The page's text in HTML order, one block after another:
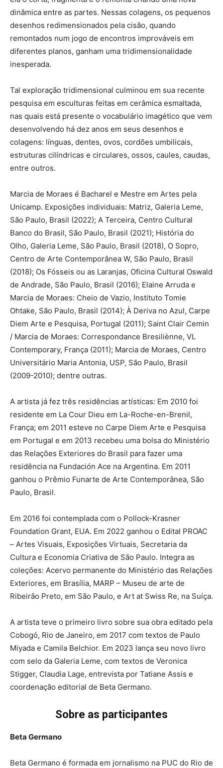
dinâmica entre as partes. Nessas colagens, os pequenos
desenhos redimensionados pela cisão, quando
remontados num jogo de encontros improváveis em
diferentes planos, ganham uma tridimensionalidade
inesperada.
Tal exploração tridimensional culminou em sua recente
pesquisa em esculturas feitas em cerâmica esmaltada,
nas quais está presente o vocabulário imagético que vem
desenvolvendo há dez anos em seus desenhos e
colagens: línguas, dentes, ovos, cordões umbilicais,
estruturas cilíndricas e circulares, ossos, caules, caudas,
entre outros.
Marcia de Moraes é Bacharel e Mestre em Artes pela
Unicamp. Exposições individuais: Matriz, Galeria Leme,
São Paulo, Brasil (2022); A Terceira, Centro Cultural
Banco do Brasil, São Paulo, Brasil (2021); História do
Olho, Galeria Leme, São Paulo, Brasil (2018), O Sopro,
Centro de Arte Contemporânea W, São Paulo, Brasil
(2018); Os Fósseis ou as Laranjas, Oficina Cultural Oswald
de Andrade, São Paulo, Brasil (2016); Elaine Arruda e
Marcia de Moraes: Cheio de Vazio, Instituto Tomie
Ohtake, São Paulo, Brasil (2014); À Deriva no Azul, Carpe
Diem Arte e Pesquisa, Portugal (2011); Saint Clair Cemin
/ Marcia de Moraes: Correspondance Bresiliènne, VL
Contemporary, França (2011); Marcia de Moraes, Centro
Universitário Maria Antonia, USP, São Paulo, Brasil
(2009-2010); dentre outras.
A artista já fez três residências artísticas: Em 2010 foi
residente em La Cour Dieu em La-Roche-en-Brenil,
França; em 2011 esteve no Carpe Diem Arte e Pesquisa
em Portugal e em 2013 recebeu uma bolsa do Ministério
das Relações Exteriores do Brasil para fazer uma
residência na Fundación Ace na Argentina. Em 2011
ganhou o Prêmio Funarte de Arte Contemporânea, São
Paulo, Brasil.
Em 2016 foi contemplada com o Pollock-Krasner
Foundation Grant, EUA. Em 2022 ganhou o Edital PROAC
– Artes Visuais, Exposições Virtuais, Secretaria da
Cultura e Economia Criativa de São Paulo. Integra as
coleções: Acervo permanente do Ministério das Relações
Exteriores, em Brasília, MARP – Museu de arte de
Ribeirão Preto, em São Paulo, e Art at Swiss Re, na Suíça.
A artista teve o primeiro livro sobre sua obra editado pela
Cobogó, Rio de Janeiro, em 2017 com textos de Paulo
Miyada e Camila Belchior. Em 2023 lança seu novo livro
com selo da Galeria Leme, com textos de Veronica
Stigger, Claudia Lage, entrevista por Tatiane Assis e
coordenação editorial de Beta Germano.
Sobre as participantes
Beta Germano
Beta Germano é formada em jornalismo na PUC do Rio de